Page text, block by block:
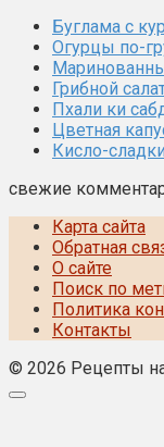
Буглама с
Огурцы по-
Грибной
Пхали ки
Цветная
Кисло-
свежие
Карта сайта
Обратная
О сайте
Поиск по
Политика
Контакты
© 2026 Рецепты